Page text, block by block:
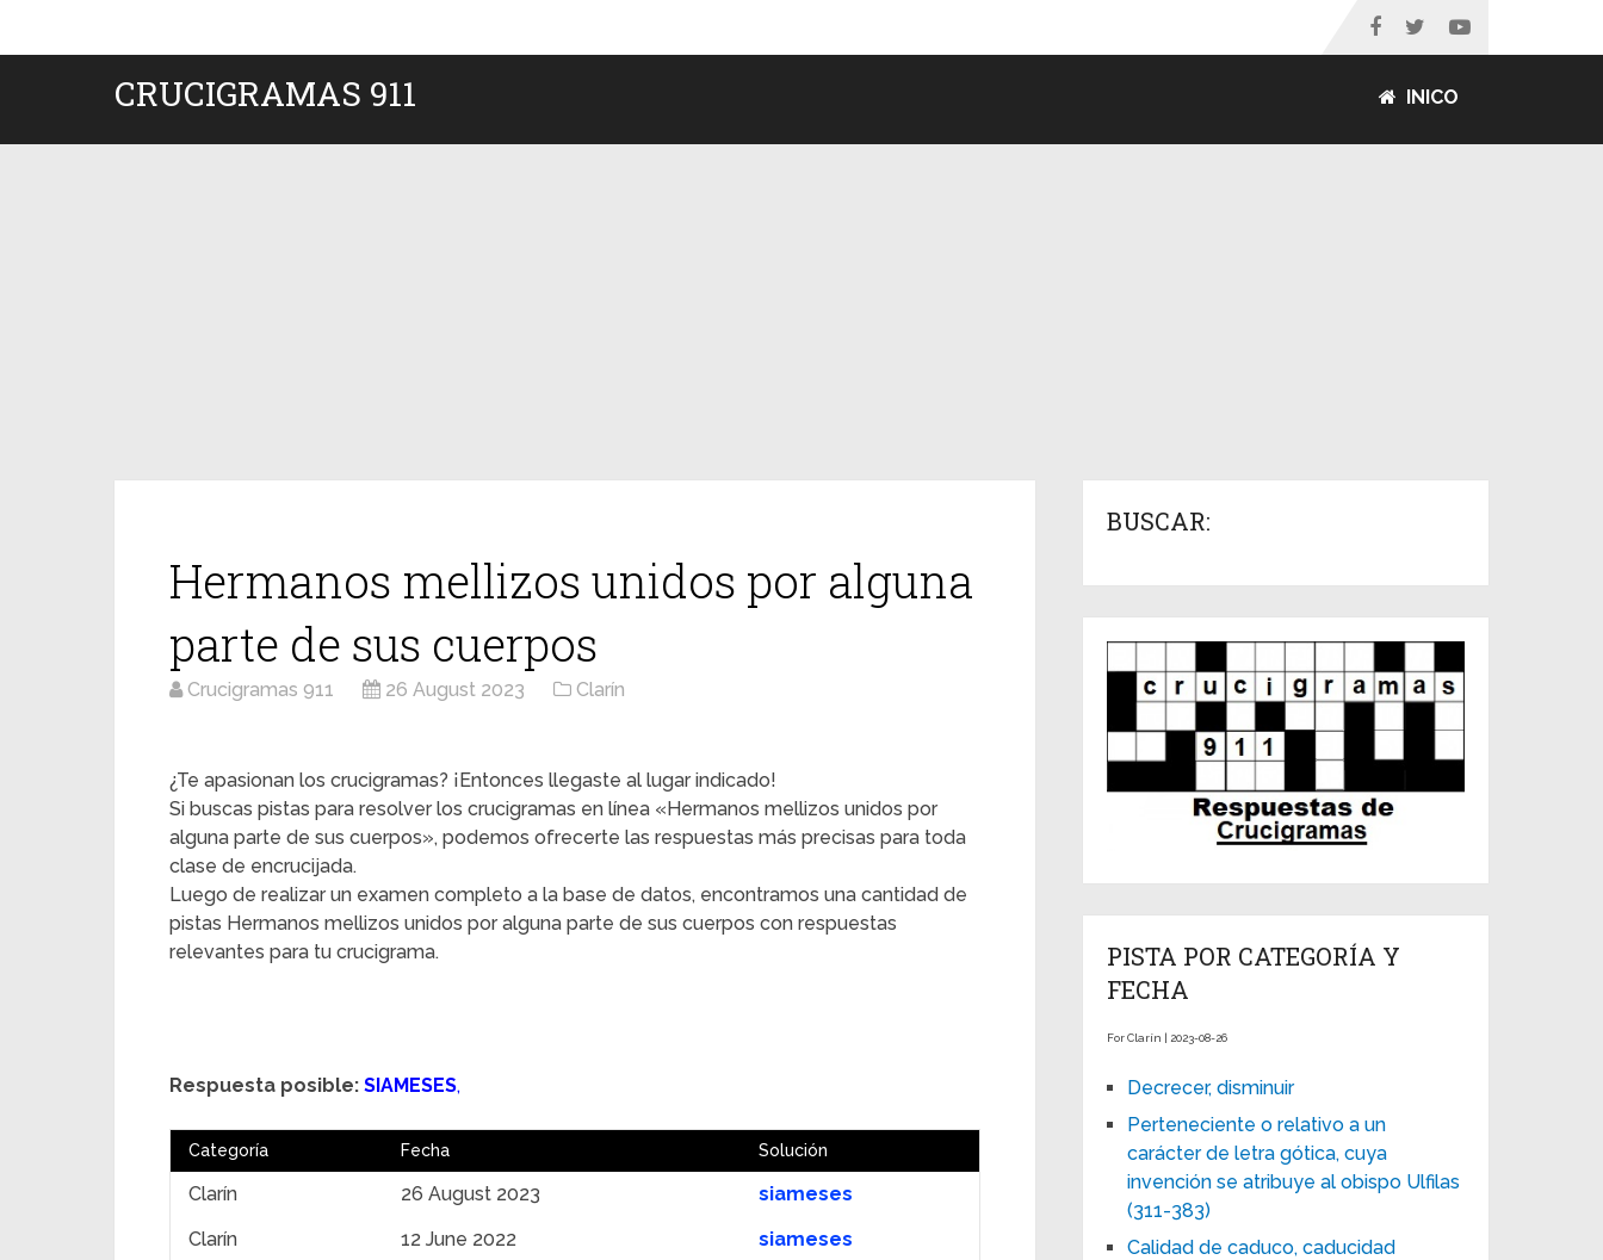
CRUCIGRAMAS 911 INICO
Hermanos mellizos unidos por alguna
parte de sus cuerpos
Crucigramas 911 26 August 2023 Clarín
¿Te apasionan los crucigramas? ¡Entonces llegaste al lugar indicado!
Si buscas pistas para resolver los crucigramas en línea «Hermanos mellizos unidos por
alguna parte de sus cuerpos», podemos ofrecerte las respuestas más precisas para toda
clase de encrucijada.
Luego de realizar un examen completo a la base de datos, encontramos una cantidad de
pistas Hermanos mellizos unidos por alguna parte de sus cuerpos con respuestas
relevantes para tu crucigrama.
Respuesta posible: SIAMESES,
Categoría Fecha Solución
Clarín 26 August 2023
siameses
Clarín
12 June 2022
siameses
BUSCAR:
PISTA POR CATEGORÍA Y
FECHA
For Clarín | 2023-08-26
Decrecer, disminuir
Perteneciente o relativo a un
carácter de letra gótica, cuya
invención se atribuye al obispo Ulfilas
(311-383)
Calidad de caduco, caducidad